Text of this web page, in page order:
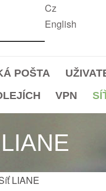
Cz
English
POŠTA
VPN
LIANE